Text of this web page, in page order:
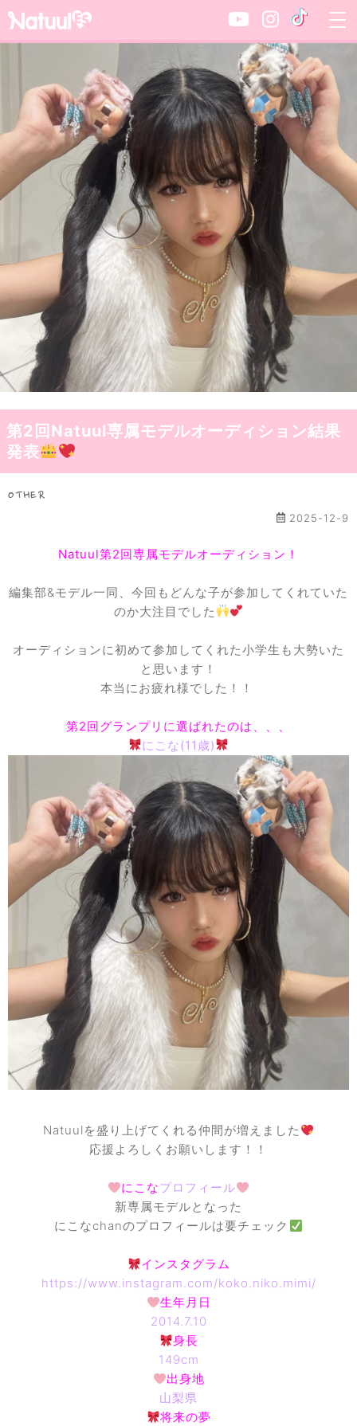
第2回Natuul専属モデルオーディション結果
発表
OTHER
2025-12-9
Natuul第2回専属モデルオーディション！
編集部&モデル一同、今回もどんな子が参加してくれていた
のか大注目でした
オーディションに初めて参加してくれた小学生も大勢いた
と思います！
本当にお疲れ様でした！！
第2回グランプリに選ばれたのは、、、
にこな(11歳)
Natuulを盛り上げてくれる仲間が増えました
応援よろしくお願いします！！
にこなプロフィール
新専属モデルとなった
にこなchanのプロフィールは要チェック
インスタグラム
https://www.instagram.com/koko.niko.mimi/
生年月日
2014.7.10
身長
149cm
出身地
山梨県
将来の夢